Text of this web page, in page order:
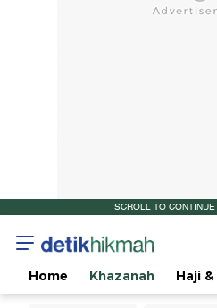
SCROLL TO
Home Khazanah Haji